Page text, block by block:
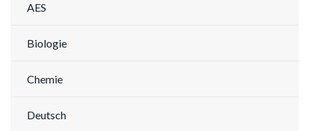
AES
Biologie
Chemie
Deutsch